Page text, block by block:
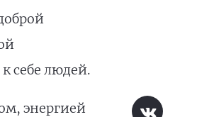
себе людей.
энергией